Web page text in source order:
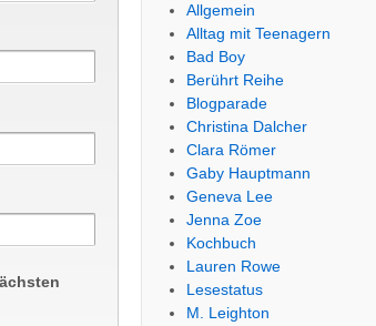
Allgemein
Alltag mit Teenagern
Bad Boy
Berührt Reihe
Blogparade
Christina Dalcher
Clara Römer
Gaby Hauptmann
Geneva Lee
Jenna Zoe
Kochbuch
Lauren Rowe
Lesestatus
M. Leighton